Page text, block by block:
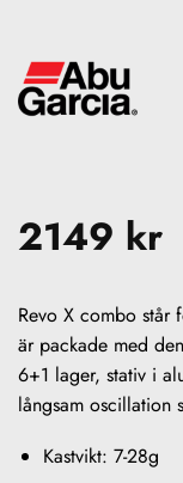
2149 kr
Revo X combo står
är packade med
6+1 lager, stativ i
långsam oscillation
Kastvikt: 7-28g